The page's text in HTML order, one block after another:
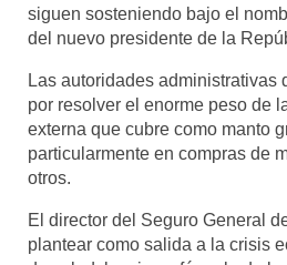
siguen sosteniendo bajo el
del nuevo presidente de la
Las autoridades administrativas
por resolver el enorme peso de
externa que cubre como manto
particularmente en compras de
otros.
El director del Seguro General
plantear como salida a la crisis